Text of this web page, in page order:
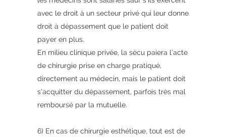
avec le droit à un secteur privé qui leur donne
droit à dépassement que le patient doit
payer en plus.
En milieu clinique privée, la sécu paiera l’acte
de chirurgie prise en charge pratiqué,
directement au médecin, mais le patient doit
s’acquitter du dépassement, parfois très mal
remboursé par la mutuelle.
6) En cas de chirurgie esthétique, tout est de